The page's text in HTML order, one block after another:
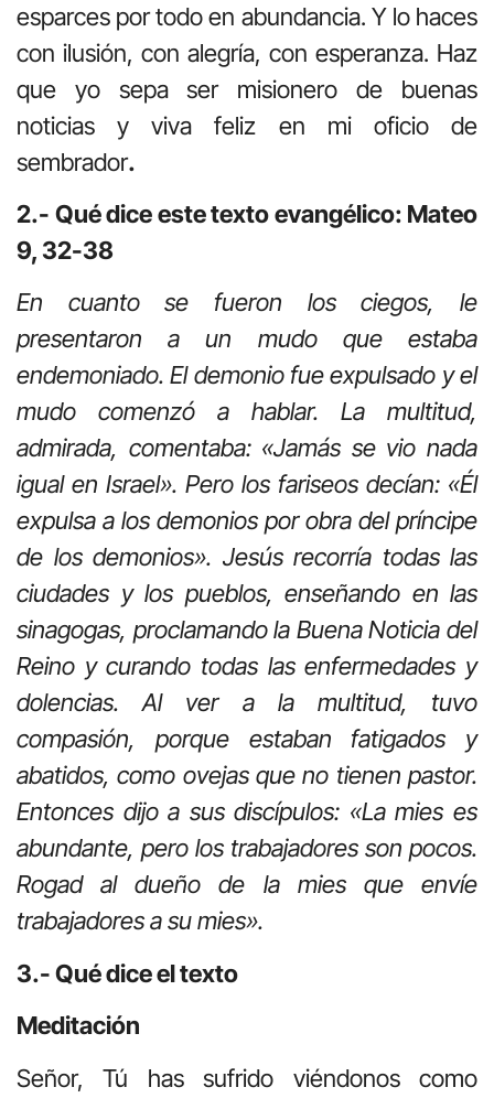
esparces por todo en abundancia. Y lo haces
con ilusión, con alegría, con esperanza. Haz
que yo sepa ser misionero de buenas
noticias y viva feliz en mi oficio de
sembrador.
2.- Qué dice este texto evangélico: Mateo
9, 32-38
En cuanto se fueron los ciegos, le
presentaron a un mudo que estaba
endemoniado. El demonio fue expulsado y el
mudo comenzó a hablar. La multitud,
admirada, comentaba: «Jamás se vio nada
igual en Israel». Pero los fariseos decían: «Él
expulsa a los demonios por obra del príncipe
de los demonios». Jesús recorría todas las
ciudades y los pueblos, enseñando en las
sinagogas, proclamando la Buena Noticia del
Reino y curando todas las enfermedades y
dolencias. Al ver a la multitud, tuvo
compasión, porque estaban fatigados y
abatidos, como ovejas que no tienen pastor.
Entonces dijo a sus discípulos: «La mies es
abundante, pero los trabajadores son pocos.
Rogad al dueño de la mies que envíe
trabajadores a su mies».
3.- Qué dice el texto
Meditación
Señor, Tú has sufrido viéndonos como